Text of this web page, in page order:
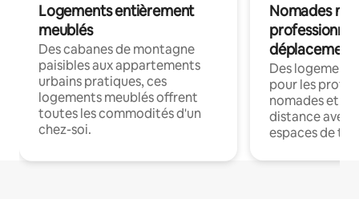
Logements entièrement
meublés
Des cabanes de montagne
paisibles aux appartements
urbains pratiques, ces
logements meublés offrent
toutes les commodités d'un
chez-soi.
Nomades
déplacement
Des
pour les
nomades et
distance avec
espaces de